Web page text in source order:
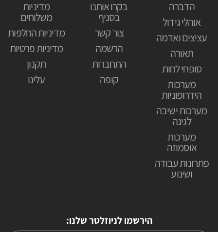
הדברה
אוהלי גידול
עציצים ואדמה
תאורה
סופחי לחות
מערכות
הידרופוניות
מערכות ישיבה
לגינה
מערכות
אוסמוזה
פתרונות עבודה
ושינוע
בקרו אותנו
בסניף
צור קשר
הרשמה
התחברות
קופה
מדיניות
משלוחים
מדיניות החלפות
מדיניות פרטיות
תקנון
עלינו
הירשמו לניוזלטר שלנו: